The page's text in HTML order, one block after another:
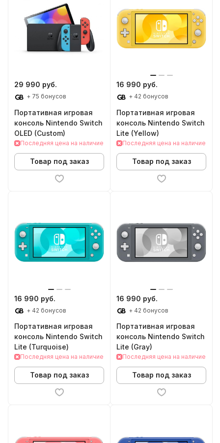
29 990 руб.
+ 75 бонусов
Портативная игровая
консоль Nintendo Switch
OLED (Custom)
Последняя цена на наличие
Товар под заказ
16 990 руб.
+ 42 бонусов
Портативная игровая
консоль Nintendo Switch
Lite (Yellow)
Последняя цена на наличие
Товар под заказ
16 990 руб.
+ 42 бонусов
Портативная игровая
консоль Nintendo Switch
Lite (Turquoise)
Последняя цена на наличие
Товар под заказ
16 990 руб.
+ 42 бонусов
Портативная игровая
консоль Nintendo Switch
Lite (Gray)
Последняя цена на наличие
Товар под заказ